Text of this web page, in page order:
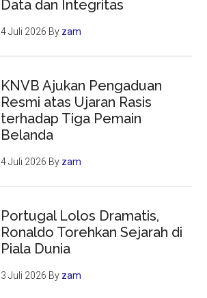
Data dan Integritas
4 Juli 2026 By zam
KNVB Ajukan Pengaduan
Resmi atas Ujaran Rasis
terhadap Tiga Pemain
Belanda
4 Juli 2026 By zam
Portugal Lolos Dramatis,
Ronaldo Torehkan Sejarah di
Piala Dunia
3 Juli 2026 By zam